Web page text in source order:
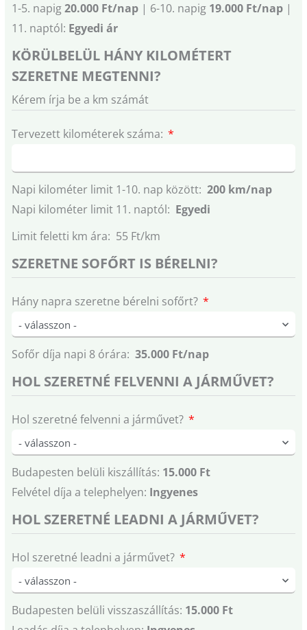
1-5. napig20.000 Ft/nap | 6-10. napig 19.000 Ft/nap |
11. naptól: Egyedi ár
KÖRÜLBELÜL HÁNY KILOMÉTERT
SZERETNE MEGTENNI?
Kérem írja be a km számát
Tervezett kilométerek száma:
Napi kilométer limit 1-10. nap között: 200 km/nap
Napi kilométer limit 11. naptól: Egyedi
Limit feletti km ára: 55 Ft/km
SZERETNE SOFŐRT IS BÉRELNI?
Hány napra szeretne bérelni sofőrt?
Sofőr díja napi 8 órára: 35.000 Ft/nap
HOL SZERETNÉ FELVENNI A JÁRMŰVET?
Hol szeretné felvenni a járművet?
Budapesten belüli kiszállítás: 15.000 Ft
Felvétel díja a telephelyen: Ingyenes
HOL SZERETNÉ LEADNI A JÁRMŰVET?
Hol szeretné leadni a járművet?
Budapesten belüli visszaszállítás: 15.000 Ft